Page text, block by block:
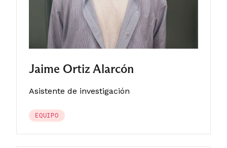
Jaime Ortiz Alarcón
Asistente de investigación
EQUIPO